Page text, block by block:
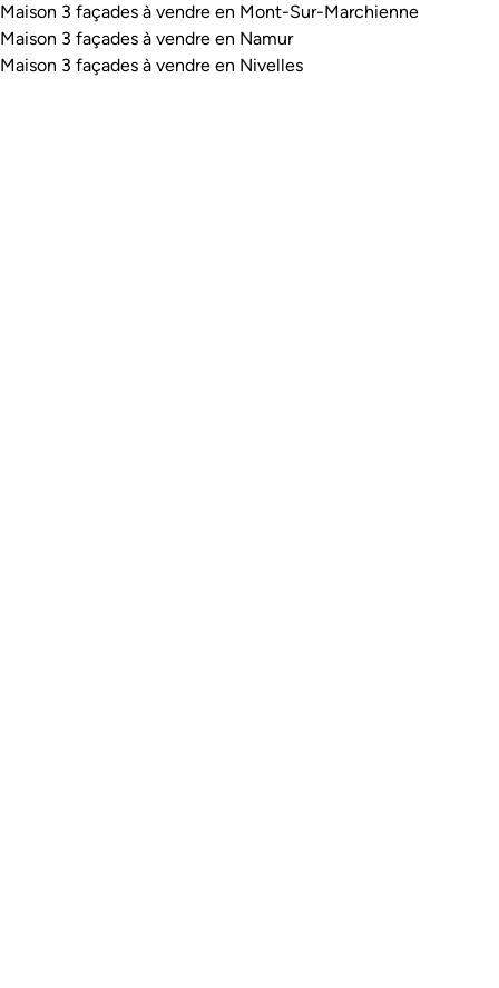
Maison 3 façades à vendre en Mont-Sur-Marchienne
Maison 3 façades à vendre en Namur
Maison 3 façades à vendre en Nivelles